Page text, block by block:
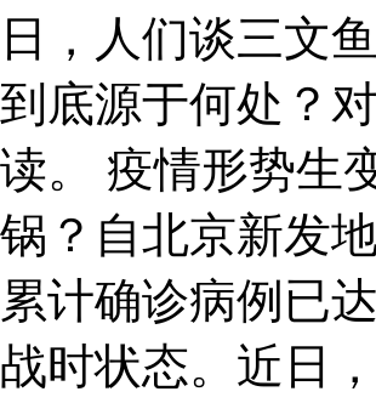
日，人们谈三文
到底源于何处？
读。 疫情形势生
锅？自北京新发
累计确诊病例已
战时状态。近日